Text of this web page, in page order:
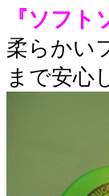
『ソフト
柔らかい
まで安心